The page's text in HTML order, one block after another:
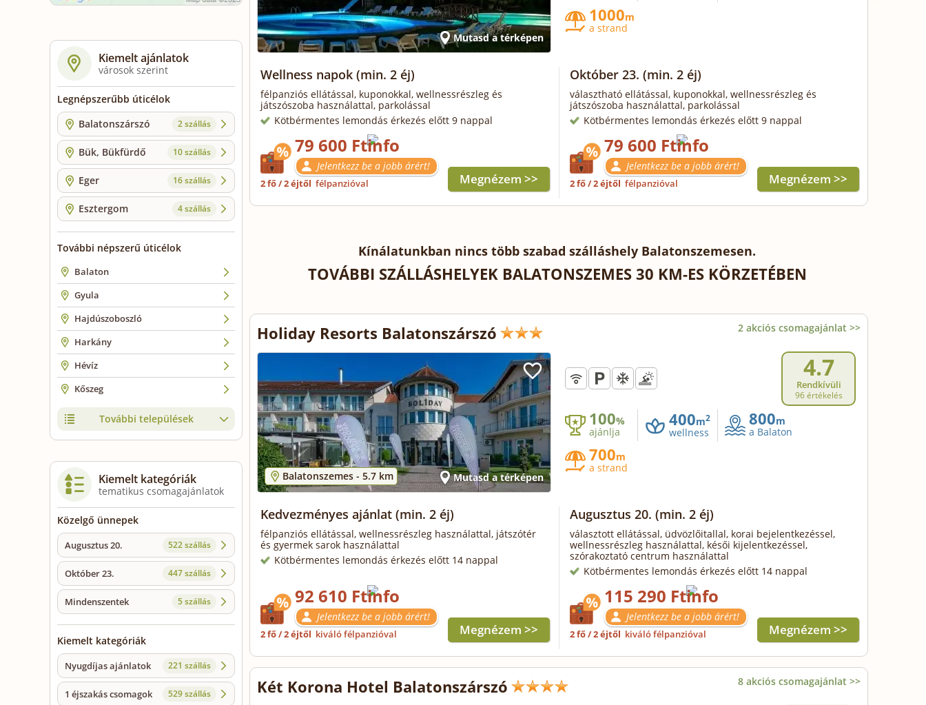
Kiemelt ajánlatok
városok szerint
Legnépszerűbb úticélok
Balatonszárszó
2 szállás
Bük, Bükfürdő 10 szállás
Eger 16 szállás
Esztergom 4 szállás
További népszerű úticélok
Balaton
Gyula
Hajdúszoboszló
Harkány
Hévíz
Kőszeg
További települések
Kiemelt kategóriák
tematikus csomagajánlatok
Közelgő ünnepek
Augusztus 20. 522 szállás
Október 23. 447 szállás
Mindenszentek 5 szállás
Kiemelt kategóriák
Nyugdíjas ajánlatok 221 szállás
1 éjszakás csomagok 529 szállás
Mutasd a térképen
1000m
a strand
Wellness napok (min. 2 éj)
félpanziós ellátással, kuponokkal, wellnessrészleg és
játszószoba használattal, parkolással
Kötbérmentes lemondás érkezés előtt 9 nappal
79 600 Ft
Jelentkezz be a jobb árért!
2 fő / 2 éjtől félpanzióval Megnézem >>
Október 23. (min. 2 éj)
választható ellátással, kuponokkal, wellnessrészleg és
játszószoba használattal, parkolással
Kötbérmentes lemondás érkezés előtt 9 nappal
79 600 Ft
Jelentkezz be a jobb árért!
2 fő / 2 éjtől félpanzióval Megnézem >>
Kínálatunkban nincs több szabad szálláshely Balatonszemesen.
TOVÁBBI SZÁLLÁSHELYEK BALATONSZEMES 30 KM-ES KÖRZETÉBEN
Holiday Resorts Balatonszárszó 2 akciós csomagajánlat >>
Mutasd a térképen
Balatonszemes - 5.7 km
4.7
Rendkívüli
96 értékelés
100%
ajánlja
400m2
wellness
800m
a Balaton
700m
a strand
Kedvezményes ajánlat (min. 2 éj)
félpanziós ellátással, wellnessrészleg használattal, játszótér
és gyermek sarok használattal
Kötbérmentes lemondás érkezés előtt 14 nappal
92 610 Ft
Jelentkezz be a jobb árért!
2 fő / 2 éjtől kiváló félpanzióval Megnézem >>
Augusztus 20. (min. 2 éj)
választott ellátással, üdvözlőitallal, korai bejelentkezéssel,
wellnessrészleg használattal, késői kijelentkezéssel,
szórakoztató centrum használattal
Kötbérmentes lemondás érkezés előtt 14 nappal
115 290 Ft
Jelentkezz be a jobb árért!
2 fő / 2 éjtől kiváló félpanzióval Megnézem >>
Két Korona Hotel Balatonszárszó 8 akciós csomagajánlat >>